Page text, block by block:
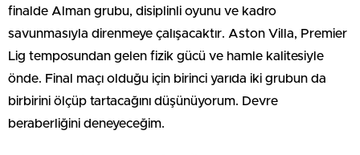
finalde Alman grubu, disiplinli oyunu ve kadro
savunmasıyla direnmeye çalışacaktır. Aston Villa, Premier
Lig temposundan gelen fizik gücü ve hamle kalitesiyle
önde. Final maçı olduğu için birinci yarıda iki grubun da
birbirini ölçüp tartacağını düşünüyorum. Devre
beraberliğini deneyeceğim.